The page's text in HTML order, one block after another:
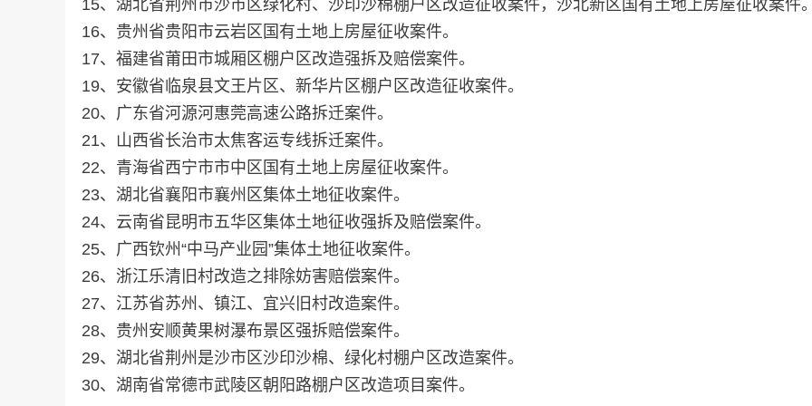
15、湖北省荆州市沙市区绿化村、沙印沙棉棚户区改造征收案件，沙北新区国有土地上房屋征收案件
16、贵州省贵阳市云岩区国有土地上房屋征收案件。
17、福建省莆田市城厢区棚户区改造强拆及赔偿案件。
19、安徽省临泉县文王片区、新华片区棚户区改造征收案件。
20、广东省河源河惠莞高速公路拆迁案件。
21、山西省长治市太焦客运专线拆迁案件。
22、青海省西宁市市中区国有土地上房屋征收案件。
23、湖北省襄阳市襄州区集体土地征收案件。
24、云南省昆明市五华区集体土地征收强拆及赔偿案件。
25、广西钦州“中马产业园”集体土地征收案件。
26、浙江乐清旧村改造之排除妨害赔偿案件。
27、江苏省苏州、镇江、宜兴旧村改造案件。
28、贵州安顺黄果树瀑布景区强拆赔偿案件。
29、湖北省荆州是沙市区沙印沙棉、绿化村棚户区改造案件。
30、湖南省常德市武陵区朝阳路棚户区改造项目案件。